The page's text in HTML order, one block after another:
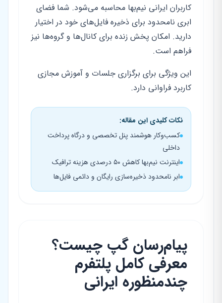
کاربران ایرانی نیم‌بها محاسبه می‌شود. شما فضای
ابری نامحدود برای ذخیره فایل‌های خود در اختیار
دارید. امکان پخش زنده برای کانال‌ها و گروه‌ها نیز
فراهم است.
این ویژگی برای برگزاری جلسات و آموزش مجازی
کاربرد فراوانی دارد.
نکات کلیدی این مقاله:
کسب‌وکار هوشمند پنل تخصصی و درگاه پرداخت
داخلی
اینترنت نیم‌بها کاهش ۵۰ درصدی هزینه ترافیک
ابر نامحدود ذخیره‌سازی رایگان و دائمی فایل‌ها
پیام‌رسان گپ چیست؟
معرفی کامل پلتفرم
چندمنظوره ایرانی